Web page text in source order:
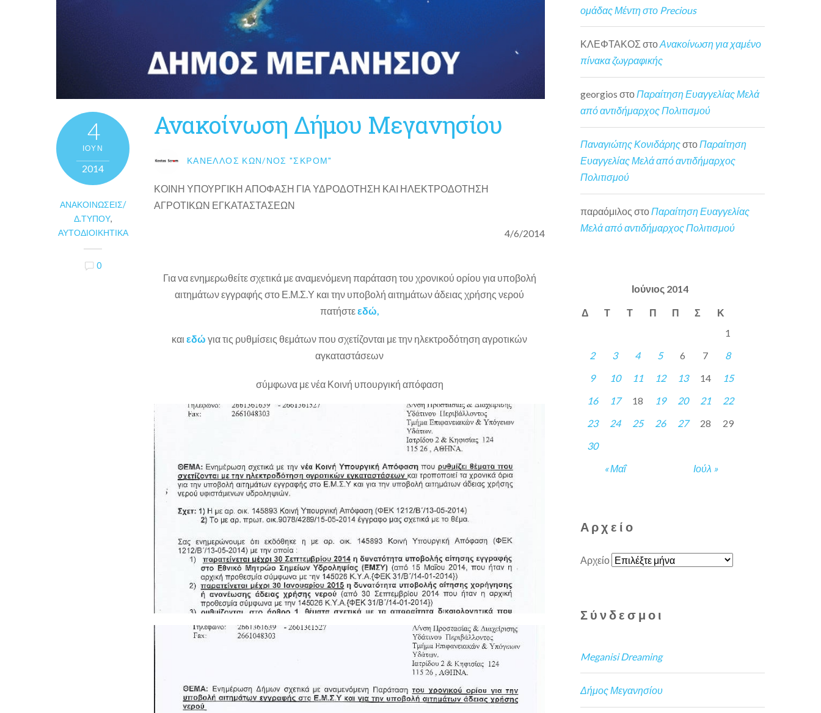
4
ΙΟΎΝ
2014
ΑΝΑΚΟΙΝΏΣΕΙΣ/
Δ.ΤΎΠΟΥ,
ΑΥΤΟΔΙΟΙΚΗΤΙΚΆ
0
Ανακοίνωση Δήμου Μεγανησίου
ΚΑΝΈΛΛΟΣ ΚΩΝ/ΝΟΣ "ΣΚΡΟΜ"
ΚΟΙΝΗ ΥΠΟΥΡΓΙΚΗ ΑΠΟΦΑΣΗ ΓΙΑ ΥΔΡΟΔΟΤΗΣΗ ΚΑΙ ΗΛΕΚΤΡΟΔΟΤΗΣΗ
ΑΓΡΟΤΙΚΩΝ ΕΓΚΑΤΑΣΤΑΣΕΩΝ
4/6/2014
Για να ενημερωθείτε σχετικά με αναμενόμενη παράταση του χρονικού ορίου για υποβολή
αιτημάτων εγγραφής στο Ε.Μ.Σ.Υ και την υποβολή αιτημάτων άδειας χρήσης νερού
πατήστεεδώ,
καιεδώγια τις ρυθμίσεις θεμάτων που σχετίζονται με την ηλεκτροδότηση αγροτικών
αγκαταστάσεων
σύμφωνα με νέα Κοινή υπουργική απόφαση
ομάδας Μέντη στο Precious
ΚΛΕΦΤΑΚΟΣ στοΑνακοίνωση για χαμένο
πίνακα ζωγραφικής
georgios στοΠαραίτηση Ευαγγελίας Μελά
από αντιδήμαρχος Πολιτισμού
Παναγιώτης ΚονιδάρηςστοΠαραίτηση
Ευαγγελίας Μελά από αντιδήμαρχος
Πολιτισμού
παραόμιλος στο Παραίτηση Ευαγγελίας
Μελά από αντιδήμαρχος Πολιτισμού
Ιούνιος 2014
Δ Τ Τ Π Π Σ Κ
« Μαΐ Ιούλ »
1
2
3 4 5 6 7
8
9
10 11 12 13 14
15
16
17 18 19 20 21
22
23
24 25 26 27 28
29
30
Αρχείο
Αρχείο
Σύνδεσμοι
Meganisi Dreaming
Δήμος Μεγανησίου